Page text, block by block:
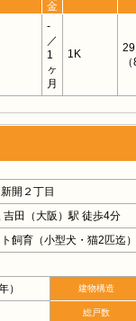
金
-
／
1
ヶ
月
1K
開２丁目
田（大阪）駅 徒歩4分
飼育（小型犬・猫2匹迄
） 建物構造
総戸数